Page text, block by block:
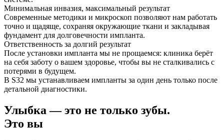
Минимальная инвазия, максимальный результат
Современные методики и микроскоп позволяют нам работать
точно и щадяще, сохраняя окружающие ткани и закладывая
фундамент для долговечности импланта.
Ответственность за долгий результат
После установки импланта мы не прощаемся: клиника берёт
на себя заботу о вашем здоровье, чтобы вы не сталкивались с
потерями в будущем.
В S32 мы устанавливаем импланты за один день только после
детальной диагностики.
Улыбка — это не только зубы.
Это вы